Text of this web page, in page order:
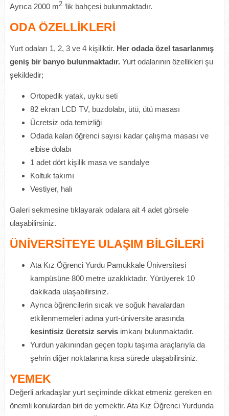
Ayrıca 2000 m2‘lik bahçesi bulunmaktadır.
ODA ÖZELLİKLERİ
Yurt odaları 1, 2, 3 ve 4 kişiliktir. Her odada özel tasarlanmış
geniş bir banyo bulunmaktadır.Yurt odalarının özellikleri şu
şekildedir;
Ortopedik yatak, uyku seti
82 ekran LCD TV, buzdolabı, ütü, ütü masası
Ücretsiz oda temizliği
Odada kalan öğrenci sayısı kadar çalışma masası ve
elbise dolabı
1 adet dört kişilik masa ve sandalye
Koltuk takımı
Vestiyer, halı
Galeri sekmesine tıklayarak odalara ait 4 adet görsele
ulaşabilirsiniz.
ÜNİVERSİTEYE ULAŞIM BİLGİLERİ
Ata Kız Öğrenci Yurdu Pamukkale Üniversitesi
kampüsüne 800 metre uzaklıktadır. Yürüyerek 10
dakikada ulaşabilirsiniz.
Ayrıca öğrencilerin sıcak ve soğuk havalardan
etkilenmemeleri adına yurt-üniversite arasında
kesintisiz ücretsiz servisimkanı bulunmaktadır.
Yurdun yakınından geçen toplu taşıma araçlarıyla da
şehrin diğer noktalarına kısa sürede ulaşabilirsiniz.
YEMEK
Değerli arkadaşlar yurt seçiminde dikkat etmeniz gereken en
önemli konulardan biri de yemektir. Ata Kız Öğrenci Yurdunda